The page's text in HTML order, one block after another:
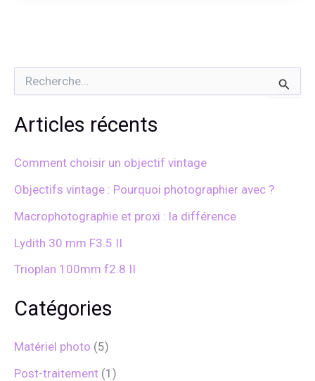
e
c
e
Articles récents
Comment choisir un objectif vintage
Objectifs vintage : Pourquoi photographier avec ?
Macrophotographie et proxi : la différence
Lydith 30 mm F3.5 II
Trioplan 100mm f2.8 II
Catégories
Matériel photo (5)
Post-traitement (1)